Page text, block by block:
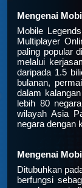
Mengenai
Mobile
Multiplayer
paling popular
melalui
daripada 1.5
bulanan,
dalam
lebih 80
wilayah Asia
negara dengan
Mengenai
Ditubuhkan
berfungsi